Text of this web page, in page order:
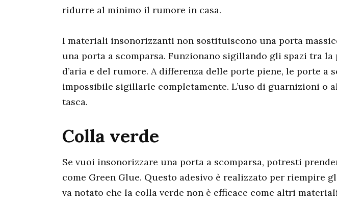
ridurre al minimo il rumore in casa.
I materiali insonorizzanti non sostituiscono una porta
una porta a scomparsa. Funzionano sigillando gli spazi tra
d’aria e del rumore. A differenza delle porte piene, le porte a
impossibile sigillarle completamente. L’uso di guarnizioni
tasca.
Colla verde
Se vuoi insonorizzare una porta a scomparsa, potresti
come Green Glue. Questo adesivo è realizzato per
va notato che la colla verde non è efficace come altri